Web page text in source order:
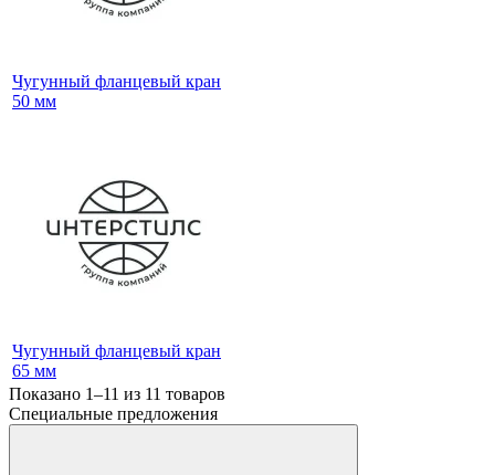
Чугунный фланцевый кран
50 мм
Чугунный фланцевый кран
65 мм
Показано 1–11 из 11 товаров
Специальные предложения